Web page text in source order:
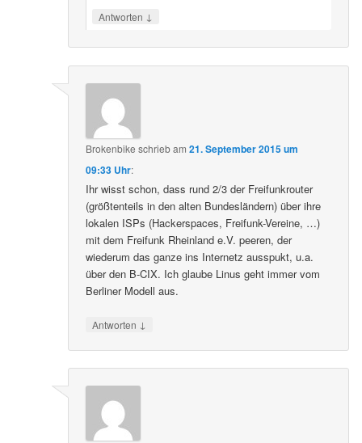
Antworten ↓
Brokenbike schriebam21. September 2015 um
09:33 Uhr:
Ihr wisst schon, dass rund 2/3 der Freifunkrouter
(größtenteils in den alten Bundesländern) über ihre
lokalen ISPs (Hackerspaces, Freifunk-Vereine, …)
mit dem Freifunk Rheinland e.V. peeren, der
wiederum das ganze ins Internetz ausspukt, u.a.
über den B-CIX. Ich glaube Linus geht immer vom
Berliner Modell aus.
Antworten ↓